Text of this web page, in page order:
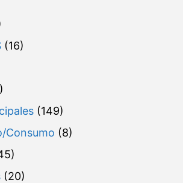
(16)
(149)
Consumo (8)
(20)